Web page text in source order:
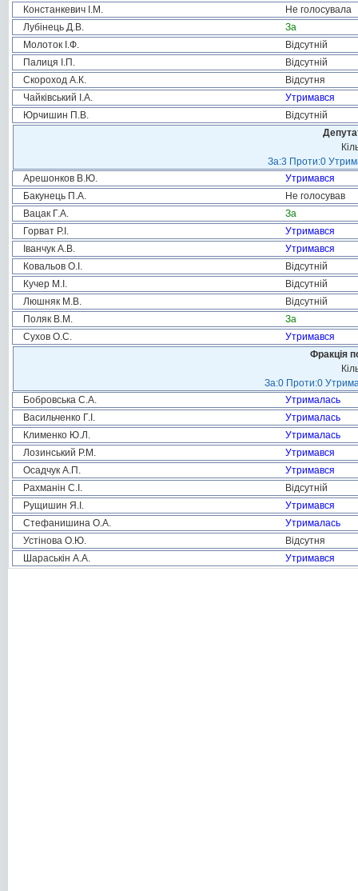
Констанкевич І.М.
Не голосувала
Лубінець Д.В.
За
Молоток І.Ф.
Відсутній
Палиця І.П.
Відсутній
Скороход А.К.
Відсутня
Чайківський І.А.
Утримався
Юрчишин П.В.
Відсутній
За:3 Проти:0
Арешонков В.Ю.
Утримався
Бакунець П.А.
Не голосував
Вацак Г.А.
За
Горват Р.І.
Утримався
Іванчук А.В.
Утримався
Ковальов О.І.
Відсутній
Кучер М.І.
Відсутній
Люшняк М.В.
Відсутній
Поляк В.М.
За
Сухов О.С.
Утримався
Фракція
За:0 Проти:0
Бобровська С.А.
Утрималась
Васильченко Г.І.
Утрималась
Клименко Ю.Л.
Утрималась
Лозинський Р.М.
Утримався
Осадчук А.П.
Утримався
Рахманін С.І.
Відсутній
Рущишин Я.І.
Утримався
Стефанишина О.А.
Утрималась
Устінова О.Ю.
Відсутня
Шараськін А.А.
Утримався